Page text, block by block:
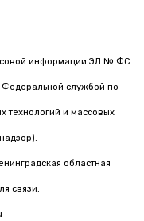
информации ЭЛ № ФС
службой по
технологий и массовых
областная
связи: